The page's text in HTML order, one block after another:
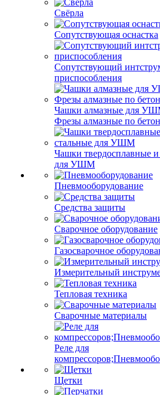
Свёрла
Сопутствующая оснастка
Сопутствующий
приспособления
Чашки алмазные для
Фрезы алмазные по
Чашки твердосплавные и
для УШМ
Пневмооборудование
Средства защиты
Сварочное оборудование
Газосварочное
Измерительный
Тепловая техника
Сварочные материалы
Реле для
Щетки